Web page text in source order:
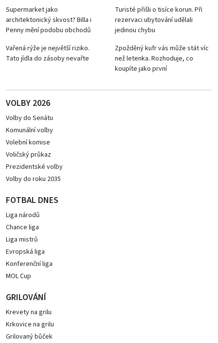
Supermarket jako
architektonický skvost? Billa i
Penny mění podobu obchodů
Turisté přišli o tisíce korun. Při
rezervaci ubytování udělali
jedinou chybu
Vařená rýže je největší riziko.
Tato jídla do zásoby nevařte
Zpožděný kufr vás může stát víc
než letenka. Rozhoduje, co
koupíte jako první
VOLBY 2026
Volby do Senátu
Komunální volby
Volební komise
Voličský průkaz
Prezidentské volby
Volby do roku 2035
FOTBAL DNES
Liga národů
Chance liga
Liga mistrů
Evropská liga
Konferenční liga
MOL Cup
GRILOVÁNÍ
Krevety na grilu
Krkovice na grilu
Grilovaný bůček